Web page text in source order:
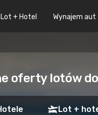
Lot + Hotel Wynajem aut
oferty lotów
Lot +